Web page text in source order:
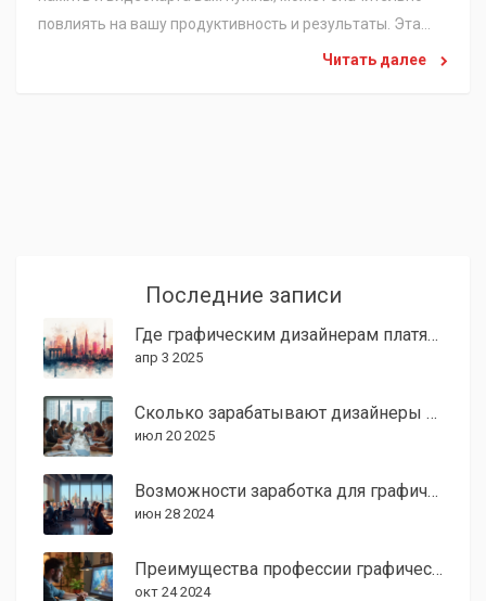
повлиять на вашу продуктивность и результаты. Эта
статья расскажет, как правильно подобрать компьютер
Читать далее
Последние записи
Где графическим дизайнерам платят больше всего?
апр 3 2025
Сколько зарабатывают дизайнеры в 2024: зарплаты, факты, советы
июл 20 2025
Возможности заработка для графических дизайнеров
июн 28 2024
Преимущества профессии графического дизайнера в современном мире
окт 24 2024